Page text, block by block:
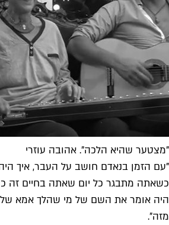
"מצטער שהיא הלכה". אהובה עוזרי
"עם הזמן בנאדם חושב על העבר, איך
כשאתה מתבגר כל יום שאתה בחיים זה
היה אומר את השם של מי שהלך אמא שלי
מזה".